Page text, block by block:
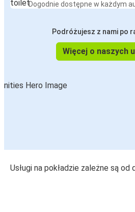
Dogodnie dostępne w każdym
Podróżujesz z nami po
Więcej o naszych
Usługi na pokładzie zależne są